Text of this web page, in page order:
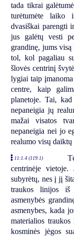
tada tikrai
turėtumėte laiko
dvasiškai parengti
jus galėtų vesti
grandinę, jums
tol, kol pagaliau
šlovės centrinį
lygiai taip
centre, kaip
planetoje. Tai,
nepaneigia jų
mažai visatos
nepaneigia nei jo
realumo visų daiktų
11:1.4 (119.1)
centrinėje
subyrėtų, nes į jį
traukos linijos iš
asmenybės
asmenybes, kada
materialios
kosminės jėgos